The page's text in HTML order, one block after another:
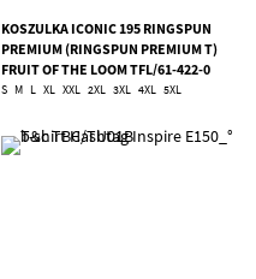
KOSZULKA ICONIC 195 RINGSPUN
PREMIUM (RINGSPUN PREMIUM T)
FRUIT OF THE LOOM TFL/61-422-0
S M L XL XXL 2XL 3XL 4XL 5XL